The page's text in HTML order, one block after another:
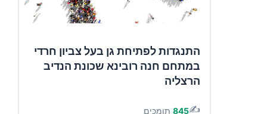
התנגדות לפתיחת גן בעל צביון חרדי
במתחם חנה רובינא שכונת הנדיב
הרצליה
✍️
845 תומכים